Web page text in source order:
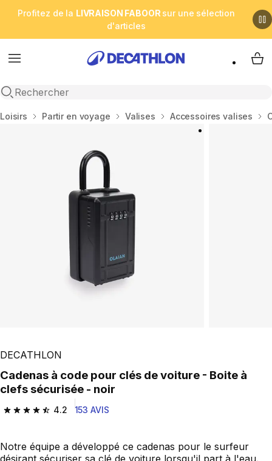
Profitez de la LIVRAISON FABOOR sur une sélection
d'articles
Menu
Open search
My
Accueil
Loisirs Partir en voyage Valises Accessoires valises
DECATHLON
Cadenas à code pour clés de voiture - Boite à
clefs sécurisée - noir
4.2
4.2 out of 5 stars from 153 reviews
153 AVIS
Notre équipe a développé ce cadenas pour le surfeur